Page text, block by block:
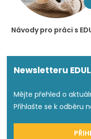
Návody pro práci s
Newsletteru
Mějte přehled o
Přihlašte se k odběru